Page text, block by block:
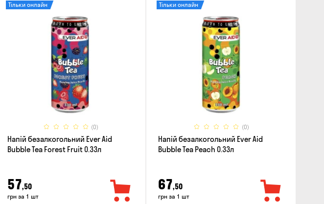
(0)
Тільки онлайн
Напій безалкогольний Ever Aid
Bubble Tea Forest Fruit 0.33л
57,50
грн за 1 шт
(0)
Тільки онлайн
Напій безалкогольний Ever Aid
Bubble Tea Peach 0.33л
67,50
грн за 1 шт